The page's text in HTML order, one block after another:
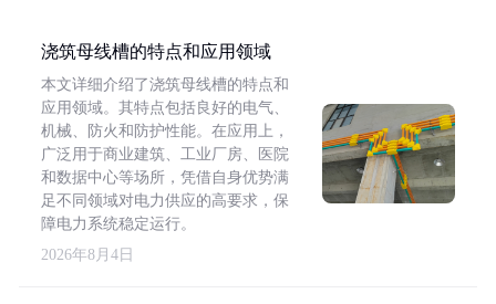
浇筑母线槽的特点和应用领域
本文详细介绍了浇筑母线槽的特点和
应用领域。其特点包括良好的电气、
机械、防火和防护性能。在应用上，
广泛用于商业建筑、工业厂房、医院
和数据中心等场所，凭借自身优势满
足不同领域对电力供应的高要求，保
障电力系统稳定运行。
2026年8月4日